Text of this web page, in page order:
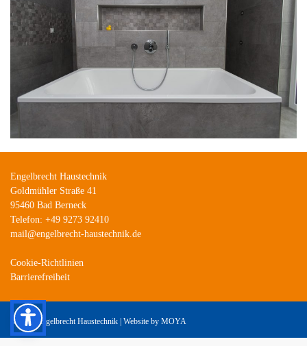
Engelbrecht Haustechnik
Goldmühler Straße 41
95460 Bad Berneck
Telefon: +49 9273 92410
mail@engelbrecht-haustechnik.de
Cookie-Richtlinien
Barrierefreiheit
© 2026 Engelbrecht Haustechnik | Website by MOYA